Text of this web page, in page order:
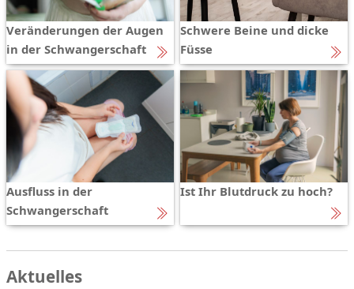
Veränderungen der Augen
in der Schwangerschaft
Schwere Beine und dicke
Füsse
Ausfluss in der
Schwangerschaft
Ist Ihr Blutdruck zu hoch?
Aktuelles